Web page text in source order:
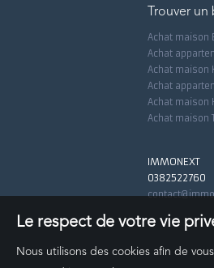
Trouver un
Achat maison
Achat
Achat maison
Achat
Achat maison
Achat maison
IMMONEXT
0382522760
Le respect de votre vie
Nous utilisons des cookies afin de